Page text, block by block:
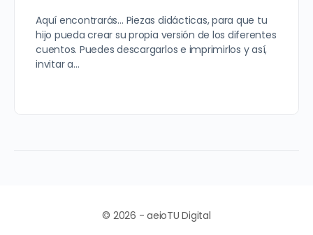
Aquí encontrarás… Piezas didácticas, para que tu
hijo pueda crear su propia versión de los diferentes
cuentos. Puedes descargarlos e imprimirlos y así,
invitar a…
© 2026 - aeioTU Digital